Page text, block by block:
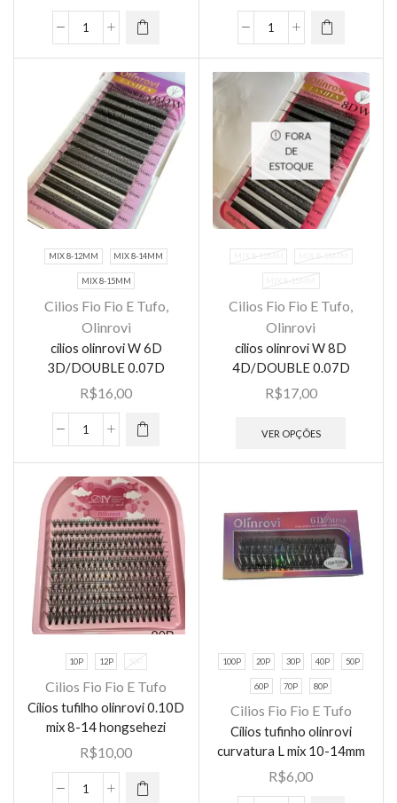
Olinrovi
Lashes
quantidade
Cilios
Flying
Yy
Olinrovi
0.07d
Mix
9-
14mm
quantidade
cilios
olinrovi
sharp
end
0.07d
mix
8-
14mm
quantidade
MIX 8-12MM MIX 8-14MM
MIX 8-15MM
Cilios Fio Fio E Tufo
Olinrovi
cilios olinrovi W 6D
3D/DOUBLE 0.07D
R$16,00
cilios
olinrovi
W
6D
3D/DOUBLE
0.07D
quantidade
Este
produto
tem várias
variantes.
As opções
podem ser
escolhidas
na página
do
produto
FORA
DE
ESTOQUE
MIX 8-12MM MIX 8-14MM
MIX 8-15MM
Cilios Fio Fio E Tufo
Olinrovi
cilios olinrovi W 8D
4D/DOUBLE 0.07D
R$17,00
VER OPÇÕES
As
opções
podem
do
10P 12P 50P
Cilios Fio Fio E Tufo
Cílios tufilho olinrovi 0.10D
mix 8-14 hongsehezi
R$10,00
Cílios
Este
produto
tem várias
variantes.
As opções
podem ser
100P 20P 30P 40P 50P
60P 70P 80P
Cilios Fio Fio E Tufo
Cílios tufinho olinrovi
curvatura L mix 10-14mm
R$6,00
Este
produto
tem várias
variantes.